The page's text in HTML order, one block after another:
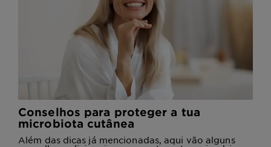
Conselhos para proteger a tua
microbiota cutânea
Além das dicas já mencionadas, aqui vão alguns